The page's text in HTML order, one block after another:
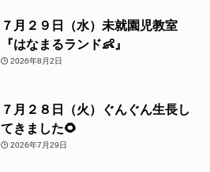
７月２９日（水）未就園児教室
『はなまるランド👶』
2026年8月2日
７月２８日（火）ぐんぐん生長し
てきました🌻
2026年7月29日